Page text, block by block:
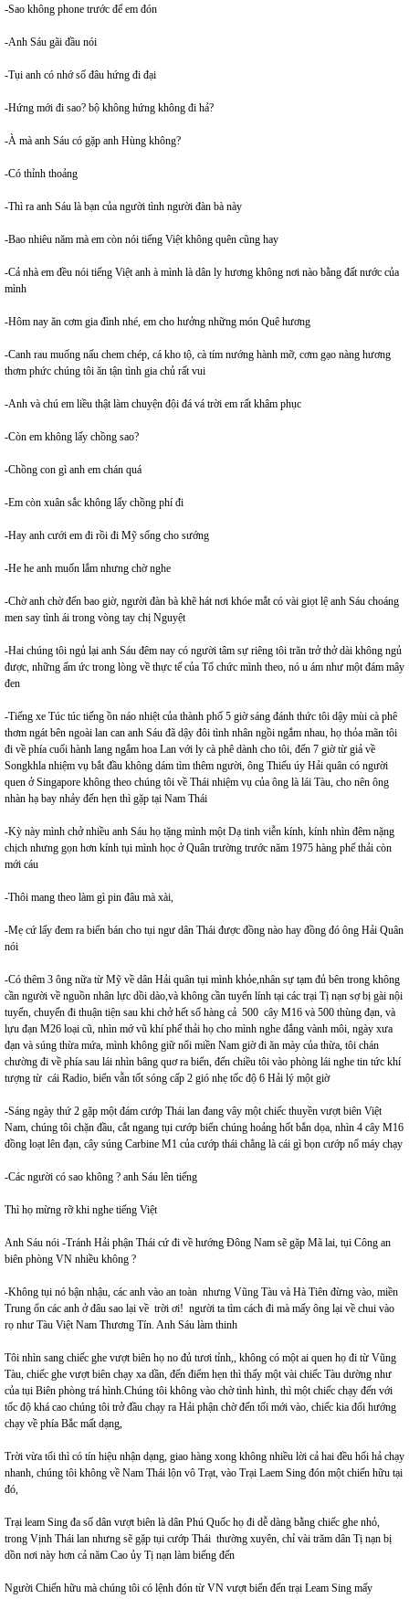
-Sao không phone trước để em đón
-Anh Sáu gãi đầu nói
-Tụi anh có nhớ số đâu hứng đi đại
-Hứng mới đi sao? bộ không hứng không đi hả?
-À mà anh Sáu có gặp anh Hùng không?
-Có thỉnh thoảng
-Thì ra anh Sáu là bạn của người tình người đàn bà này
-Bao nhiêu năm mà em còn nói tiếng Việt không quên cũng hay
-Cả nhà em đều nói tiếng Việt anh à mình là dân ly hương không nơi nào bằng đất nước của
mình
-Hôm nay ăn cơm gia đình nhé, em cho hưởng những món Quê hương
-Canh rau muống nấu chem chép, cá kho tộ, cà tím nướng hành mỡ, cơm gạo nàng hương
thơm phức chúng tôi ăn tận tình gia chủ rất vui
-Anh và chú em liều thật làm chuyện đội đá vá trời em rất khâm phục
-Còn em không lấy chồng sao?
-Chồng con gì anh em chán quá
-Em còn xuân sắc không lấy chồng phí đi
-Hay anh cưới em đi rồi đi Mỹ sống cho sướng
-He he anh muốn lắm nhưng chờ nghe
-Chờ anh chờ đến bao giờ, người đàn bà khẽ hát nơi khóe mắt có vài giọt lệ anh Sáu choáng
men say tình ái trong vòng tay chị Nguyệt
-Hai chúng tôi ngủ lại anh Sáu đêm nay có người tâm sự riêng tôi trăn trở thở dài không ngủ
được, những ấm ức trong lòng về thực tế của Tổ chức mình theo, nó u ám như một đám mây
đen
-Tiếng xe Túc túc tiếng ồn náo nhiệt của thành phố 5 giờ sáng đánh thức tôi dậy mùi cà phê
thơm ngát bên ngoài lan can anh Sáu đã dậy đôi tình nhân ngồi ngắm nhau, họ thỏa mãn tôi
đi về phía cuối hành lang ngắm hoa Lan với ly cà phê dành cho tôi, đến 7 giờ từ giả về
Songkhla nhiệm vụ bắt đầu không dám tìm thêm người, ông Thiếu úy Hải quân có người
quen ở Singapore không theo chúng tôi về Thái nhiệm vụ của ông là lái Tàu, cho nên ông
nhàn hạ bay nhảy đến hẹn thì gặp tại Nam Thái
-Kỳ này mình chở nhiều anh Sáu họ tặng mình một Dạ tinh viễn kính, kính nhìn đêm nặng
chịch nhưng gọn hơn kính tụi mình học ở Quân trường trước năm 1975 hàng phế thải còn
mới cáu
-Thôi mang theo làm gì pin đâu mà xài,
-Mẹ cứ lấy đem ra biển bán cho tụi ngư dân Thái được đồng nào hay đồng đó ông Hải Quân
nói
-Có thêm 3 ông nữa từ Mỹ về dân Hải quân tụi mình khỏe,nhân sự tạm đủ bên trong không
cần người về nguồn nhân lực dồi dào,và không cần tuyển lính tại các trại Tị nạn sợ bị gài nội
tuyến, chuyến đi thuận tiện sau khi chở hết số hàng cả 500 cây M16 và 500 thùng đạn, và
lựu đạn M26 loại cũ, nhìn mớ vũ khí phế thải họ cho mình nghe đắng vành môi, ngày xưa
đạn và súng thừa mứa, mình không giữ nổi miền Nam giờ đi ăn mày của thừa, tôi chán
chường đi về phía sau lái nhìn bâng quơ ra biển, đến chiều tôi vào phòng lái nghe tin tức khí
tượng từ cái Radio, biển vẫn tốt sóng cấp 2 gió nhẹ tốc độ 6 Hải lý một giờ
-Sáng ngày thứ 2 gặp một đám cướp Thái lan đang vây một chiếc thuyền vượt biên Việt
Nam, chúng tôi chặn đầu, cắt ngang tụi cướp biển chúng hoảng hốt bắn dọa, nhìn 4 cây M16
đồng loạt lên đạn, cây súng Carbine M1 của cướp thái chẳng là cái gì bọn cướp nổ máy chạy
-Các người có sao không ? anh Sáu lên tiếng
Thì họ mừng rỡ khi nghe tiếng Việt
Anh Sáu nói -Tránh Hải phận Thái cứ đi về hướng Đông Nam sẽ gặp Mã lai, tụi Công an
biên phòng VN nhiều không ?
-Không tụi nó bận nhậu, các anh vào an toàn nhưng Vũng Tàu và Hà Tiên đừng vào, miền
Trung ổn các anh ở đâu sao lại về trời ơi! người ta tìm cách đi mà mấy ông lại về chui vào
rọ như Tàu Việt Nam Thương Tín. Anh Sáu làm thinh
Tôi nhìn sang chiếc ghe vượt biên họ no đủ tươi tỉnh,, không có một ai quen họ đi từ Vũng
Tàu, chiếc ghe vượt biên chạy xa dần, đến điểm hẹn thì thấy một vài chiếc Tàu dường như
của tụi Biên phòng trá hình.Chúng tôi không vào chờ tình hình, thì một chiếc chạy đến với
tốc độ khá cao chúng tôi trở đầu chạy ra Hải phận chờ đến tối mới vào, chiếc kia đổi hướng
chạy về phía Bắc mất dạng,
Trời vừa tối thì có tín hiệu nhận dạng, giao hàng xong không nhiều lời cả hai đều hối hả chạy
nhanh, chúng tôi không về Nam Thái lộn vô Trạt, vào Trại Laem Sing đón một chiến hữu tại
đó,
Trại leam Sing đa số dân vượt biên là dân Phú Quốc họ đi dễ dàng bằng chiếc ghe nhỏ,
trong Vịnh Thái lan nhưng sẽ gặp tụi cướp Thái thường xuyên, chỉ vài trăm dân Tị nạn bị
dồn nơi này hơn cả năm Cao ủy Tị nạn làm biếng đến
Người Chiến hữu mà chúng tôi có lệnh đón từ VN vượt biển đến trại Leam Sing mấy